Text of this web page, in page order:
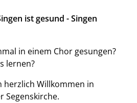
ist gesund - Singen
in einem Chor gesungen?
lernen?
herzlich Willkommen in
Segenskirche.